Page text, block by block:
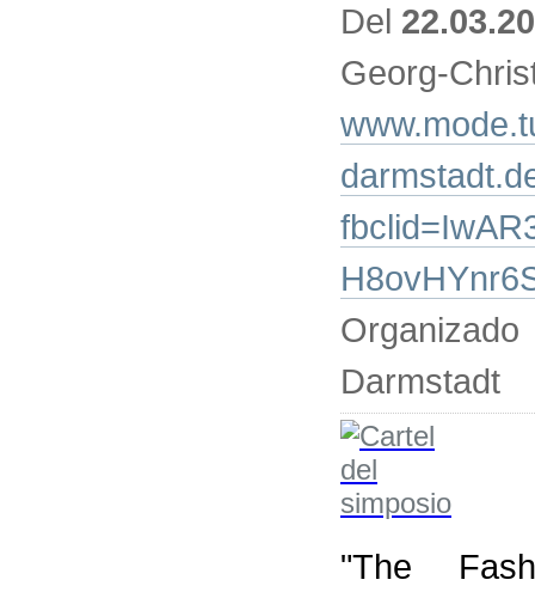
Del
Georg-
Darmstadt
"The